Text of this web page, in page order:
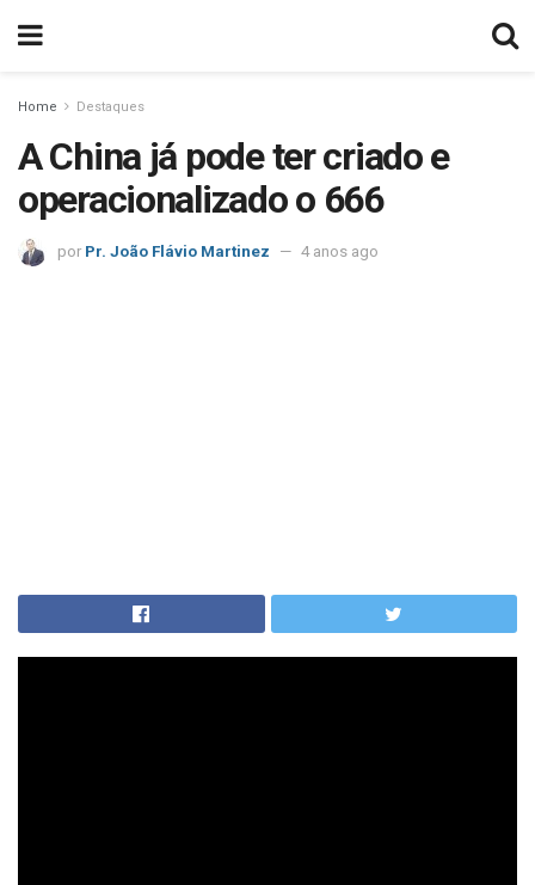
Home Destaques
A China já pode ter criado e
operacionalizado o 666
por Pr. João Flávio Martinez 4 anos ago